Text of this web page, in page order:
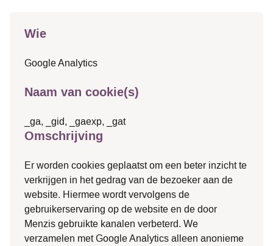
Wie
Google Analytics
Naam van cookie(s)
_ga, _gid, _gaexp, _gat
Omschrijving
Er worden cookies geplaatst om een beter inzicht te
verkrijgen in het gedrag van de bezoeker aan de
website. Hiermee wordt vervolgens de
gebruikerservaring op de website en de door
Menzis gebruikte kanalen verbeterd. We
verzamelen met Google Analytics alleen anonieme